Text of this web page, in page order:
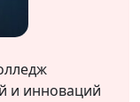
и инноваций